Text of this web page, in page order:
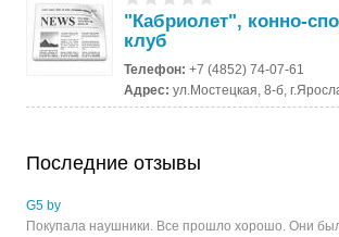
"Кабриолет", конно-
клуб
Телефон:+7 (4852) 74-07-61
Адрес:ул.Мостецкая, 8-б,
Последние отзывы
G5 by
Покупала наушники. Все прошло хорошо. Они